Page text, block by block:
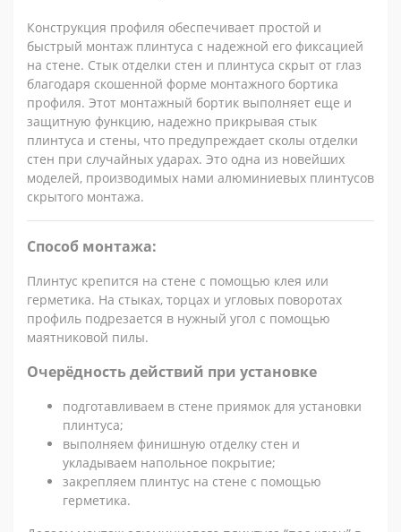
Конструкция профиля обеспечивает простой и
быстрый монтаж плинтуса с надежной его фиксацией
на стене. Стык отделки стен и плинтуса скрыт от глаз
благодаря скошенной форме монтажного бортика
профиля. Этот монтажный бортик выполняет еще и
защитную функцию, надежно прикрывая стык
плинтуса и стены, что предупреждает сколы отделки
стен при случайных ударах. Это одна из новейших
моделей, производимых нами алюминиевых плинтусов
скрытого монтажа.
Способ монтажа:
Плинтус крепится на стене с помощью клея или
герметика. На стыках, торцах и угловых поворотах
профиль подрезается в нужный угол с помощью
маятниковой пилы.
Очерёдность действий при установке
подготавливаем в стене приямок для установки
плинтуса;
выполняем финишную отделку стен и
укладываем напольное покрытие;
закрепляем плинтус на стене с помощью
герметика.